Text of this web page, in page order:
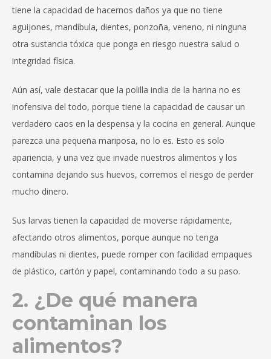
tiene la capacidad de hacernos daños ya que no tiene
aguijones, mandíbula, dientes, ponzoña, veneno, ni ninguna
otra sustancia tóxica que ponga en riesgo nuestra salud o
integridad física.
Aún así, vale destacar que la polilla india de la harina no es
inofensiva del todo, porque tiene la capacidad de causar un
verdadero caos en la despensa y la cocina en general. Aunque
parezca una pequeña mariposa, no lo es. Esto es solo
apariencia, y una vez que invade nuestros alimentos y los
contamina dejando sus huevos, corremos el riesgo de perder
mucho dinero.
Sus larvas tienen la capacidad de moverse rápidamente,
afectando otros alimentos, porque aunque no tenga
mandíbulas ni dientes, puede romper con facilidad empaques
de plástico, cartón y papel, contaminando todo a su paso.
2. ¿De qué manera
contaminan los
alimentos?